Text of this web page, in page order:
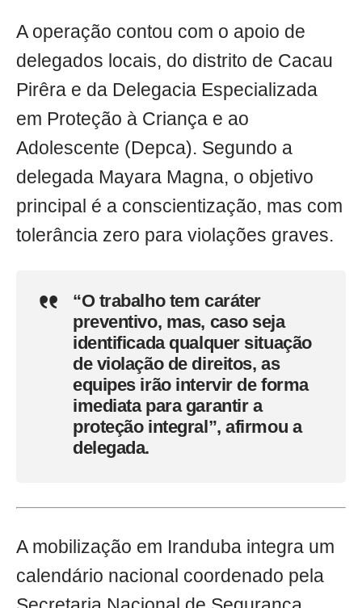
A operação contou com o apoio de
delegados locais, do distrito de Cacau
Pirêra e da Delegacia Especializada
em Proteção à Criança e ao
Adolescente (Depca). Segundo a
delegada Mayara Magna, o objetivo
principal é a conscientização, mas com
tolerância zero para violações graves.
“O trabalho tem caráter
preventivo, mas, caso seja
identificada qualquer situação
de violação de direitos, as
equipes irão intervir de forma
imediata para garantir a
proteção integral”, afirmou a
delegada.
A mobilização em Iranduba integra um
calendário nacional coordenado pela